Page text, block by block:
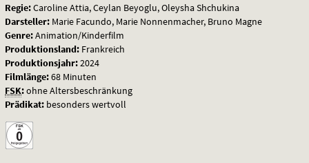
Regie:Caroline Attia, Ceylan Beyoglu, Oleysha Shchukina
Darsteller: Marie Facundo, Marie Nonnenmacher, Bruno Magne
Genre:Animation/Kinderfilm
Produktionsland: Frankreich
Produktionsjahr:2024
Filmlänge:68 Minuten
FSK:ohne Altersbeschränkung
Prädikat: besonders wertvoll